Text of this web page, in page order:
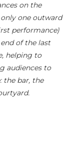
on the
one outward
performance)
of the last
helping to
audiences to
the bar, the